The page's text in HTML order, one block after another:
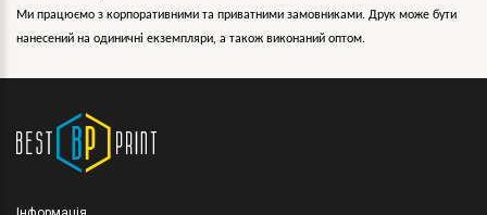
Ми працюємо з корпоративними та приватними замовниками. Друк може бути
нанесений на одиничні екземпляри, а також виконаний оптом.